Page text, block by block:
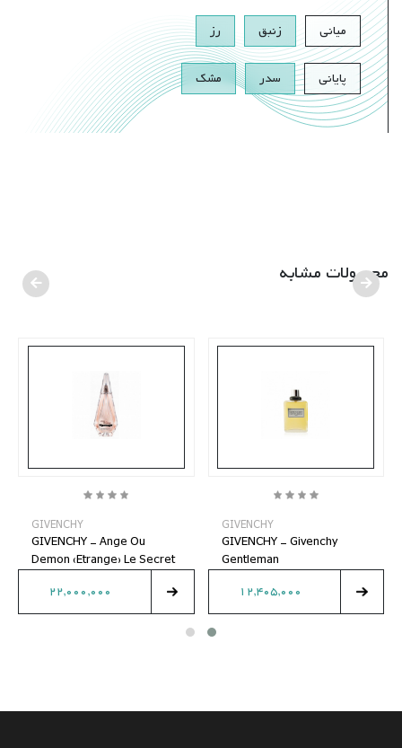
میانی زنبق رز
پایانی سدر مشک
محصولات مشابه
GIVENCHY
GIVENCHY - Ange Ou
Demon (Etrange) Le Secret
22,000,000
GIVENCHY
GIVENCHY - Givenchy
Gentleman
12,405,000